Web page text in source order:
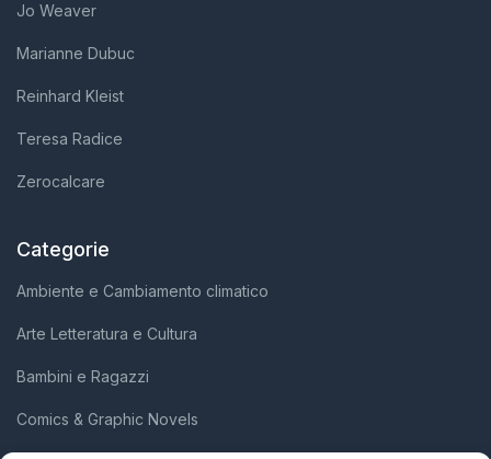
Jo Weaver
Marianne Dubuc
Reinhard Kleist
Teresa Radice
Zerocalcare
Categorie
Ambiente e Cambiamento climatico
Arte Letteratura e Cultura
Bambini e Ragazzi
Comics & Graphic Novels